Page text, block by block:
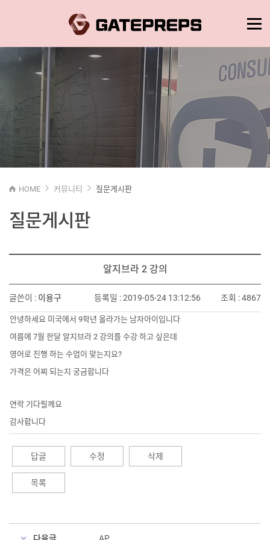
HOME 커뮤니티 질문게시판
질문게시판
알지브라 2 강의
글쓴이 : 이용구 등록일 : 2019-05-24 13:12:56 조회 : 4867
안녕하세요 미국에서 9학년 올라가는 남자아이입니다
여름에 7월 한달 알지브라 2 강의를 수강 하고 싶은데
영어로 진행 하는 수업이 맞는지요?
가격은 어찌 되는지 궁금합니다
연락 기다릴께요
감사합니다
답글 수정 삭제
목록